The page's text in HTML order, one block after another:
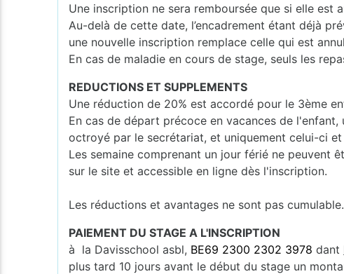
Une inscription ne sera remboursée que si elle est
Au-delà de cette date, l’encadrement étant déjà
une nouvelle inscription remplace celle qui est
En cas de maladie en cours de stage, seuls les
REDUCTIONS ET SUPPLEMENTS
Une réduction de 20% est accordé pour le 3ème
En cas de départ précoce en vacances de
octroyé par le secrétariat, et uniquement celui-ci
Les semaine comprenant un jour férié ne peuvent
sur le site et accessible en ligne dès l'inscription.
Les réductions et avantages ne sont pas
PAIEMENT DU STAGE A L'INSCRIPTION
à la Davisschool asbl, BE69 2300 2302 3978 dant
plus tard 10 jours avant le début du stage un